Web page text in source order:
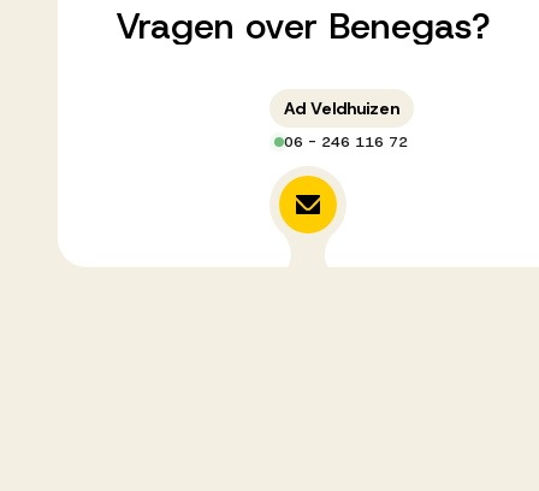
Vragen over Benegas?
Ad Veldhuizen
06 - 246 116 72